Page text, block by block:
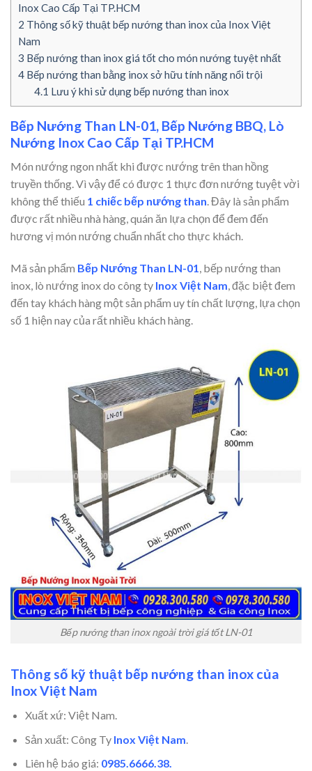
Inox Cao Cấp Tại TP.HCM
2 Thông số kỹ thuật bếp nướng than inox của Inox Việt
Nam
3 Bếp nướng than inox giá tốt cho món nướng tuyệt nhất
4 Bếp nướng than bằng inox sở hữu tính năng nổi trội
4.1 Lưu ý khi sử dụng bếp nướng than inox
Bếp Nướng Than LN-01, Bếp Nướng BBQ, Lò
Nướng Inox Cao Cấp Tại TP.HCM
Món nướng ngon nhất khi được nướng trên than hồng
truyền thống. Vì vậy để có được 1 thực đơn nướng tuyệt vời
không thể thiếu 1 chiếc bếp nướng than. Đây là sản phẩm
được rất nhiều nhà hàng, quán ăn lựa chọn để đem đến
hương vị món nướng chuẩn nhất cho thực khách.
Mã sản phẩm Bếp Nướng Than LN-01, bếp nướng than
inox, lò nướng inox do công ty Inox Việt Nam, đặc biệt đem
đến tay khách hàng một sản phẩm uy tín chất lượng, lựa chọn
số 1 hiện nay của rất nhiều khách hàng.
Bếp nướng than inox ngoài trời giá tốt LN-01
Thông số kỹ thuật bếp nướng than inox của
Inox Việt Nam
Xuất xứ: Việt Nam.
Sản xuất: Công Ty Inox Việt Nam
Liên hệ báo giá: 0985.6666.38.